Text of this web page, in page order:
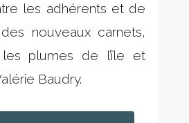
les adhérents et de
nouveaux carnets,
plumes de l’île et
Baudry.